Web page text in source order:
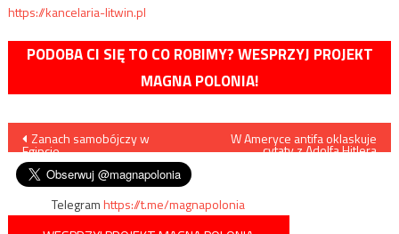
https://kancelaria-litwin.pl
PODOBA CI SIĘ TO CO ROBIMY? WESPRZYJ PROJEKT
MAGNA POLONIA!
Nawigacja
wpisu
Zanach samobójczy w
Egipcie
W Ameryce antifa oklaskuje
cytaty z Adolfa Hitlera
Telegramhttps://t.me/magnapolonia